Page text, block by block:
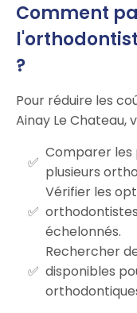
Comment
?
Pour réduire les
Ainay Le Chateau,
Comparer les
plusieurs
Vérifier les
échelonnés.
Rechercher
disponibles